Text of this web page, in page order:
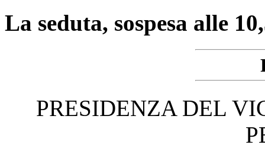
La seduta, sospesa alle
PRESIDENZA DEL